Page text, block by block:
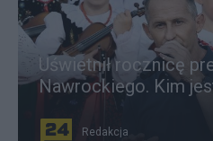
Uświetnił rocznicę
Nawrockiego. Kim
Redakcja